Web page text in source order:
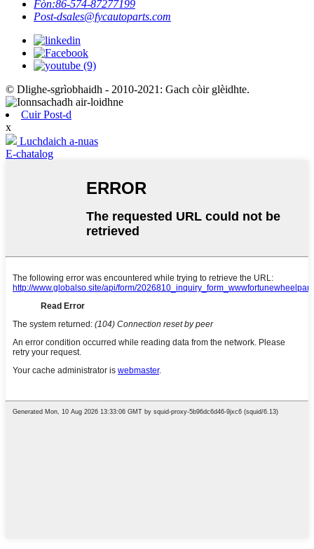
Fòn:86-574-87277199
Post-dsales@fycautoparts.com
© Dlighe-sgrìobhaidh - 2010-2021: Gach còir glèidhte.
Cuir Post-d
x
Luchdaich a-nuas
E-chatalog